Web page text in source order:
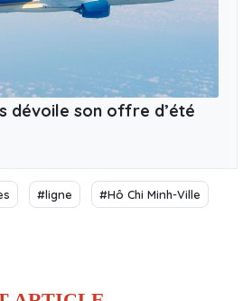
dévoile son offre d’été
#ligne #Hô Chi Minh-Ville